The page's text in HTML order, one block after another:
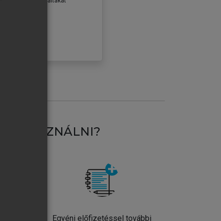
HASZNÁLNI?
Egyéni előfizetéssel további